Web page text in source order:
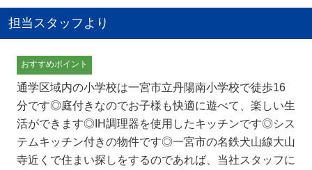
担当スタッフより
おすすめポイント
通学区域内の小学校は一宮市立丹陽南小学校で徒歩16
分です◎庭付きなのでお子様も快適に遊べて、楽しい生
活ができます◎IH調理器を使用したキッチンです◎シス
テムキッチン付きの物件です◎一宮市の名鉄犬山線大山
寺近くで住まい探しをするのであれば、当社スタッフに